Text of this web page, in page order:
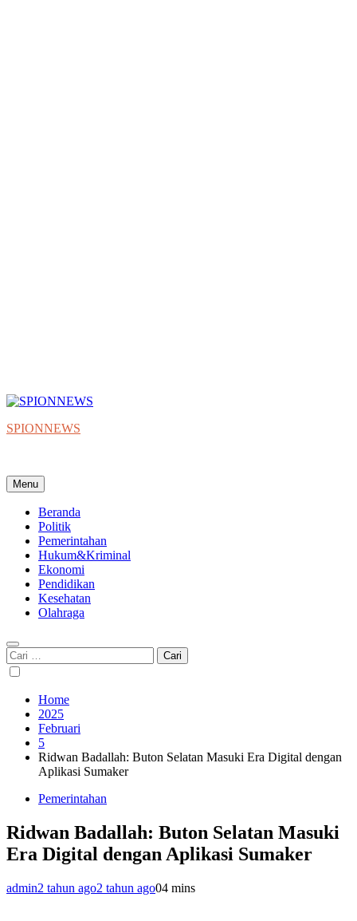
SPIONNEWS
Menu
Beranda
Politik
Pemerintahan
Hukum&Kriminal
Ekonomi
Pendidikan
Kesehatan
Olahraga
Cari
untuk:
Home
2025
Februari
5
Ridwan Badallah: Buton Selatan Masuki Era Digital dengan
Aplikasi Sumaker
Pemerintahan
Ridwan Badallah: Buton Selatan Masuki
Era Digital dengan Aplikasi Sumaker
admin2 tahun ago2 tahun ago04 mins